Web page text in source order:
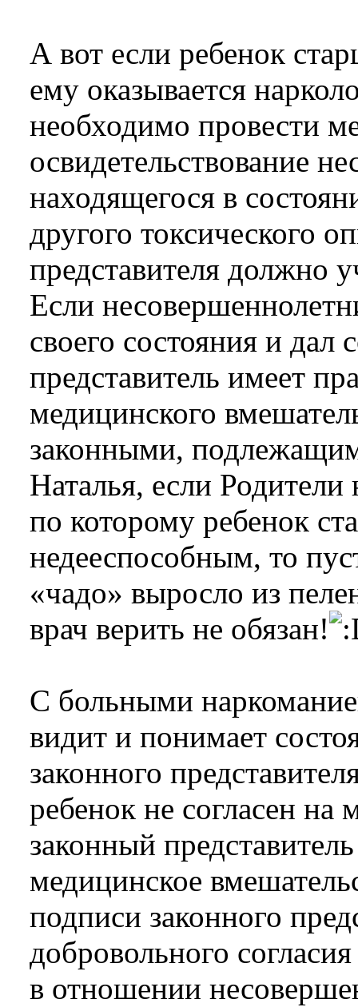
А вот если ребенок
ему оказывается
необходимо провести
освидетельствование
находящегося в
другого токсического
представителя должно
Если
своего состояния и дал
представитель имеет
медицинского
законными,
Наталья, если Родители
по которому ребенок
недееспособным, то
«чадо» выросло из
врач верить не обязан!
С больными
видит и понимает
законного
ребенок не согласен на
законный
медицинское
подписи законного
добровольного
в отношении